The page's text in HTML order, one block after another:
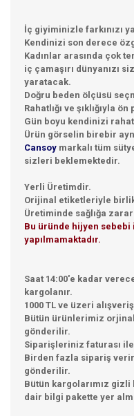
İç giyiminizle farkınızı
Kendinizi son derece
Kadınlar arasında çok
iç çamaşırı dünyanızı
yaratacak.
Doğru beden ölçüsü
Rahatlığı ve şıklığıyla
Gün boyu kendinizi
Ürün görselin birebir
Cansoy markalı tüm
sizleri beklemektedir.
Yerli Üretimdir.
Orijinal etiketleriyle
Üretiminde sağlığa
Bu üründe hijyen sebebi
yapılmamaktadır.
Saat 14:00'e kadar
kargolanır.
1000 TL ve üzeri
Bütün ürünlerimiz
gönderilir.
Siparişleriniz faturası
Birden fazla sipariş
gönderilir.
Bütün kargolarımız
dair bilgi pakette yer